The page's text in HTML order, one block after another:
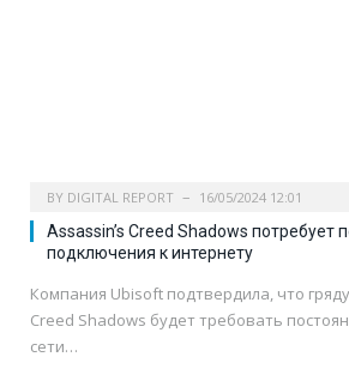
BY DIGITAL REPORT 16/05/2024 12:01
Assassin’s Creed Shadows потребует
подключения к интернету
Компания Ubisoft подтвердила, что
Creed Shadows будет требовать
сети…